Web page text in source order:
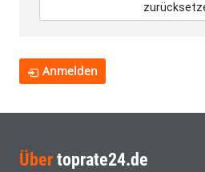
Anmelden
Über toprate24.de